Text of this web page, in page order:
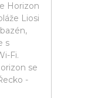
Horizon
Liosi
s
Fi.
se
-